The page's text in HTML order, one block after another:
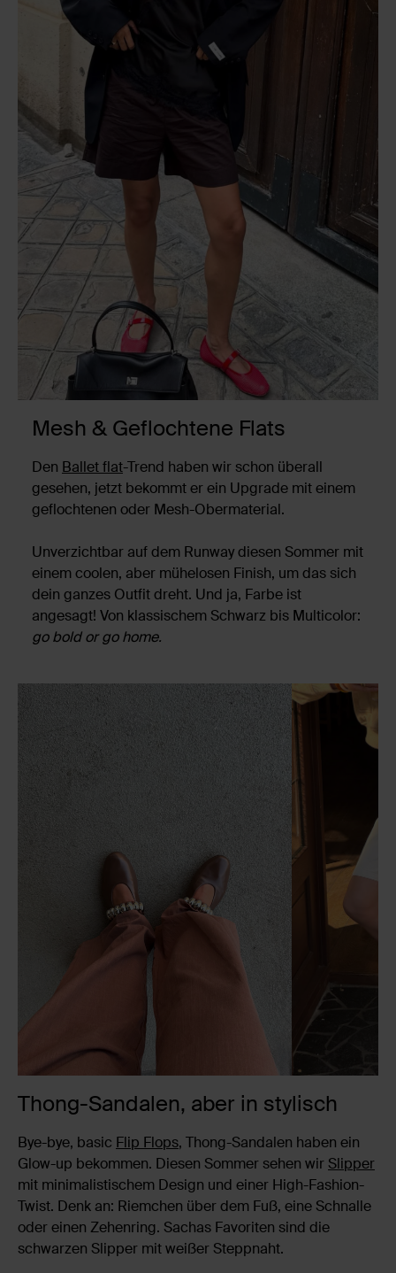
Mesh & Geflochtene Flats
Den Ballet flat-Trend haben wir schon überall
gesehen, jetzt bekommt er ein Upgrade mit einem
geflochtenen oder Mesh-Obermaterial.
Unverzichtbar auf dem Runway diesen Sommer mit
einem coolen, aber mühelosen Finish, um das sich
dein ganzes Outfit dreht. Und ja, Farbe ist
angesagt! Von klassischem Schwarz bis Multicolor:
go bold or go home.
Thong-Sandalen, aber in stylisch
Bye-bye, basic Flip Flops, Thong-Sandalen haben ein
Glow-up bekommen. Diesen Sommer sehen wir Slipper
mit minimalistischem Design und einer High-Fashion-
Twist. Denk an: Riemchen über dem Fuß, eine Schnalle
oder einen Zehenring. Sachas Favoriten sind die
schwarzen Slipper mit weißer Steppnaht.